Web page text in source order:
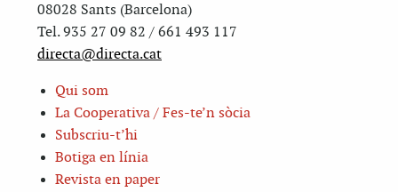
08028 Sants (Barcelona)
Tel. 935 27 09 82 / 661 493 117
directa@directa.cat
Qui som
La Cooperativa / Fes-te’n sòcia
Subscriu-t’hi
Botiga en línia
Revista en paper